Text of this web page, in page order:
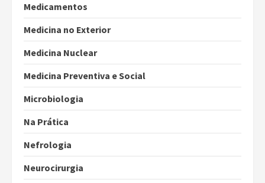
Medicamentos
Medicina no Exterior
Medicina Nuclear
Medicina Preventiva e Social
Microbiologia
Na Prática
Nefrologia
Neurocirurgia